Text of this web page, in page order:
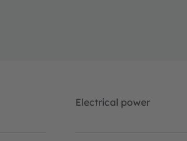
Electrical power